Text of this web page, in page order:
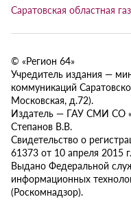
Саратовская областная
© «Регион 64»
Учредитель издания —
коммуникаций
Московская, д.72).
Издатель — ГАУ СМИ СО
Степанов В.В.
Свидетельство о
61373 от 10 апреля 2015 г.
Выдано Федеральной
информационных
(Роскомнадзор).